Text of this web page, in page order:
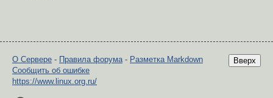
Вверх
О Сервере - Правила форума- Разметка Markdown
Сообщить об ошибке
https://www.linux.org.ru/